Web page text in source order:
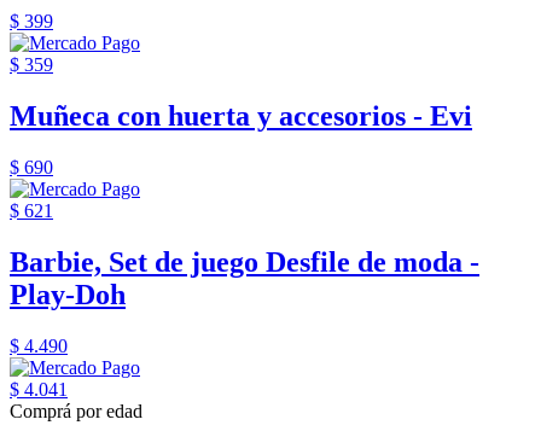
$ 399
$ 359
Muñeca con huerta y accesorios - Evi
$ 690
$ 621
Barbie, Set de juego Desfile de moda -
Play-Doh
$ 4.490
$ 4.041
Comprá por edad